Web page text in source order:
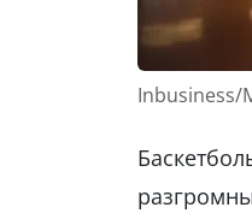
Inbusiness/